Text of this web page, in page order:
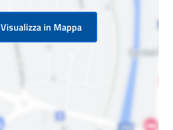
Visualizza in Mappa